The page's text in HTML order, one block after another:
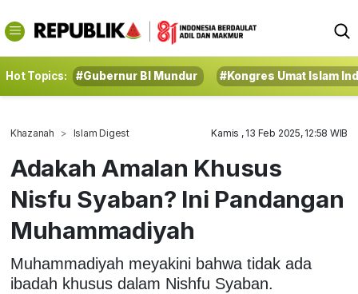
Hot Topics: #Gubernur BI Mundur #Kongres Umat Islam
Khazanah Islam Digest Kamis , 13 Feb 2025, 12:58 WIB
Adakah Amalan Khusus
Nisfu Syaban? Ini Pandangan
Muhammadiyah
Muhammadiyah meyakini bahwa tidak ada
ibadah khusus dalam Nishfu Syaban.